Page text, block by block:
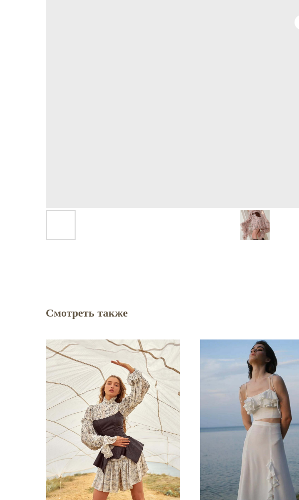
Смотреть также